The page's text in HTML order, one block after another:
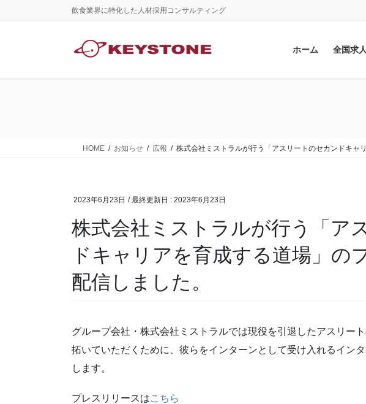
飲食業界に特化した人材採用コンサルティング
ホーム 全国求
HOME お知らせ 広報 株式会社ミストラルが行う「アスリートのセカンドキャ
2023年6月23日 / 最終更新日 : 2023年6月23日
株式会社ミストラルが行う「ア
ドキャリアを育成する道場」の
配信しました。
グループ会社・株式会社ミストラルでは現役を引退したアスリー
拓いていただくために、彼らをインターンとして受け入れるイン
します。
プレスリリースはこちら